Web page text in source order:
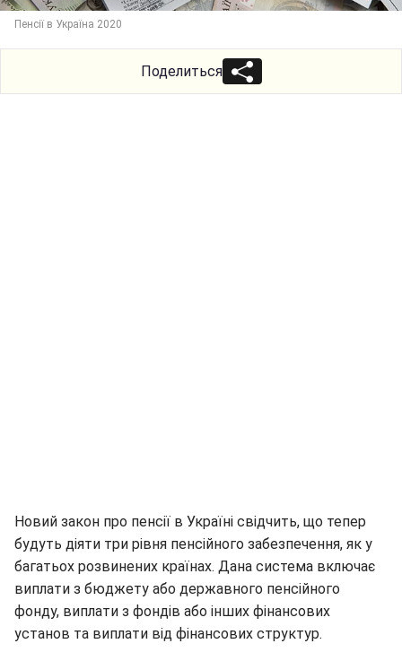
Пенсії в Україна 2020
Поделиться
Новий закон про пенсії в Україні свідчить, що тепер
будуть діяти три рівня пенсійного забезпечення, як у
багатьох розвинених країнах. Дана система включає
виплати з бюджету або державного пенсійного
фонду, виплати з фондів або інших фінансових
установ та виплати від фінансових структур.